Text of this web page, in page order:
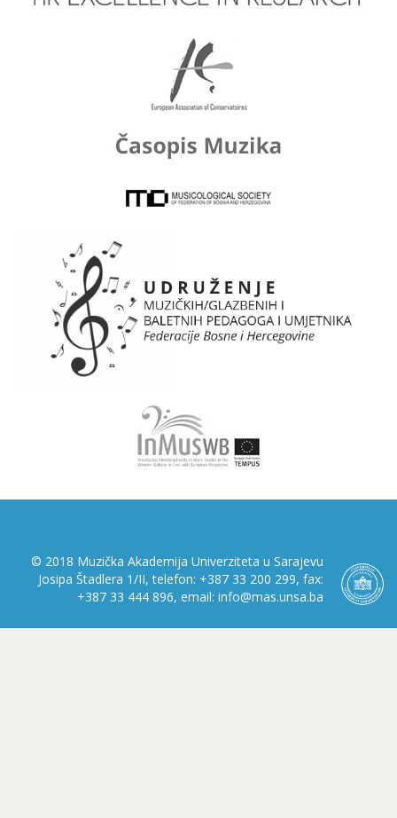
© 2018 Muzička Akademija Univerziteta u Sarajevu
Josipa Štadlera 1/II, telefon: +387 33 200 299, fax:
+387 33 444 896, email: info@mas.unsa.ba